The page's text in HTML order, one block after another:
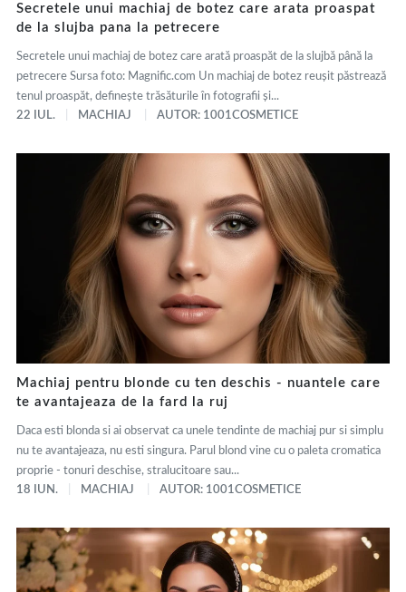
Secretele unui machiaj de botez care arata proaspat
de la slujba pana la petrecere
Secretele unui machiaj de botez care arată proaspăt de la slujbă până la
petrecere Sursa foto: Magnific.com Un machiaj de botez reușit păstrează
tenul proaspăt, definește trăsăturile în fotografii și...
22 IUL.
MACHIAJ AUTOR: 1001COSMETICE
Machiaj pentru blonde cu ten deschis - nuantele care
te avantajeaza de la fard la ruj
Daca esti blonda si ai observat ca unele tendinte de machiaj pur si simplu
nu te avantajeaza, nu esti singura. Parul blond vine cu o paleta cromatica
proprie - tonuri deschise, stralucitoare sau...
18 IUN.
MACHIAJ AUTOR: 1001COSMETICE